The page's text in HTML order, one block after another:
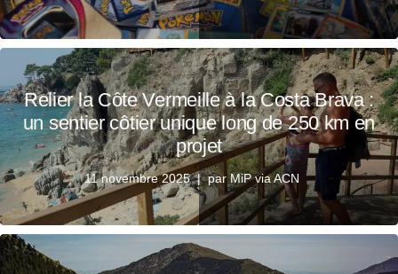
Relier la Côte Vermeille à la Costa Brava :
un sentier côtier unique long de 250 km en
projet
11 novembre 2025 parMiP via ACN